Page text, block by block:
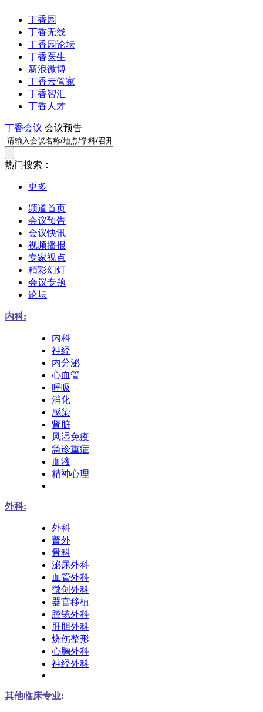
丁香园
丁香无线
丁香园论坛
丁香医生
新浪微博
丁香云管家
丁香智汇
丁香人才
丁香会议 会议预告
热门搜索：
更多
频道首页
会议预告
会议快讯
视频播报
专家视点
精彩幻灯
会议专题
论坛
内科:
内科
神经
内分泌
心血管
呼吸
消化
感染
肾脏
风湿免疫
急诊重症
血液
精神心理
外科:
外科
普外
骨科
泌尿外科
血管外科
微创外科
器官移植
腔镜外科
肝胆外科
烧伤整形
心胸外科
神经外科
其他临床专业: